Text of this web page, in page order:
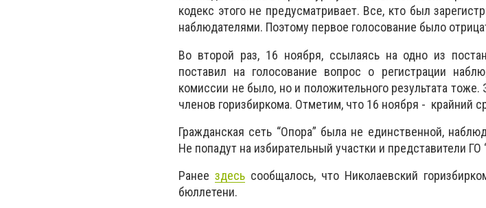
кодекс этого не предусматривает. Все, кто был
наблюдателями. Поэтому первое голосование было
Во второй раз, 16 ноября, ссылаясь на одно из
поставил на голосование вопрос о регистрации
комиссии не было, но и положительного результата тоже.
членов горизбиркома. Отметим, что 16 ноября - крайний
Гражданская сеть “Опора” была не единственной,
Не попадут на избирательный участки и представители
Ранее здесь сообщалось, что Николаевский
бюллетени.